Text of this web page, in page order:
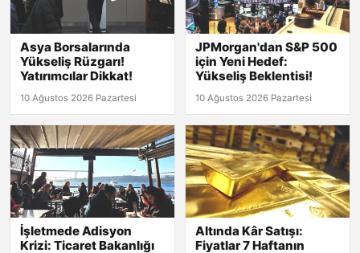
Asya Borsalarında
Yükseliş Rüzgarı!
Yatırımcılar Dikkat!
10 Ağustos 2026 Pazartesi
JPMorgan'dan S&P 500
için Yeni Hedef:
Yükseliş Beklentisi!
10 Ağustos 2026 Pazartesi
İşletmede Adisyon
Krizi: Ticaret Bakanlığı
Altında Kâr Satışı:
Fiyatlar 7 Haftanın